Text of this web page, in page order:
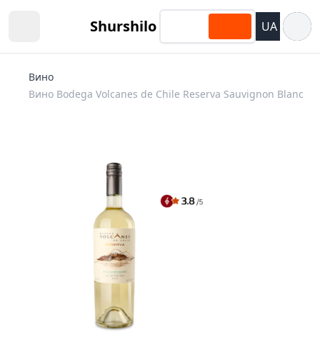
Shurshilo UA
Вино
Вино Bodega Volcanes de Chile Reserva Sauvignon Blanc